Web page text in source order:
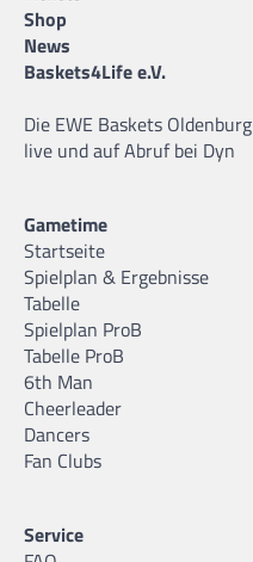
Shop
News
Baskets4Life e.V.
Die EWE Baskets Oldenburg
live und auf Abruf bei Dyn
Gametime
Startseite
Spielplan & Ergebnisse
Tabelle
Spielplan ProB
Tabelle ProB
6th Man
Cheerleader
Dancers
Fan Clubs
Service